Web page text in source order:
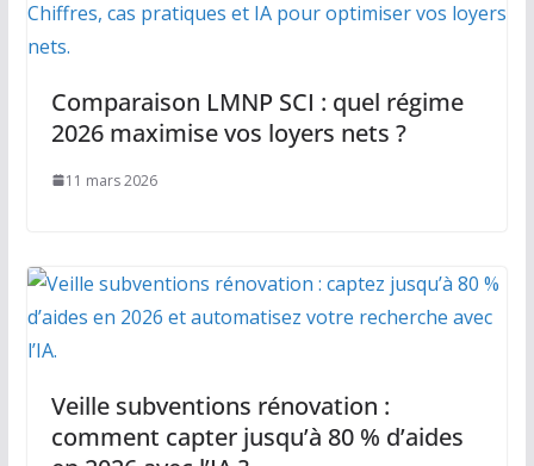
Comparaison LMNP SCI : quel régime
2026 maximise vos loyers nets ?
11 mars 2026
Veille subventions rénovation :
comment capter jusqu’à 80 % d’aides